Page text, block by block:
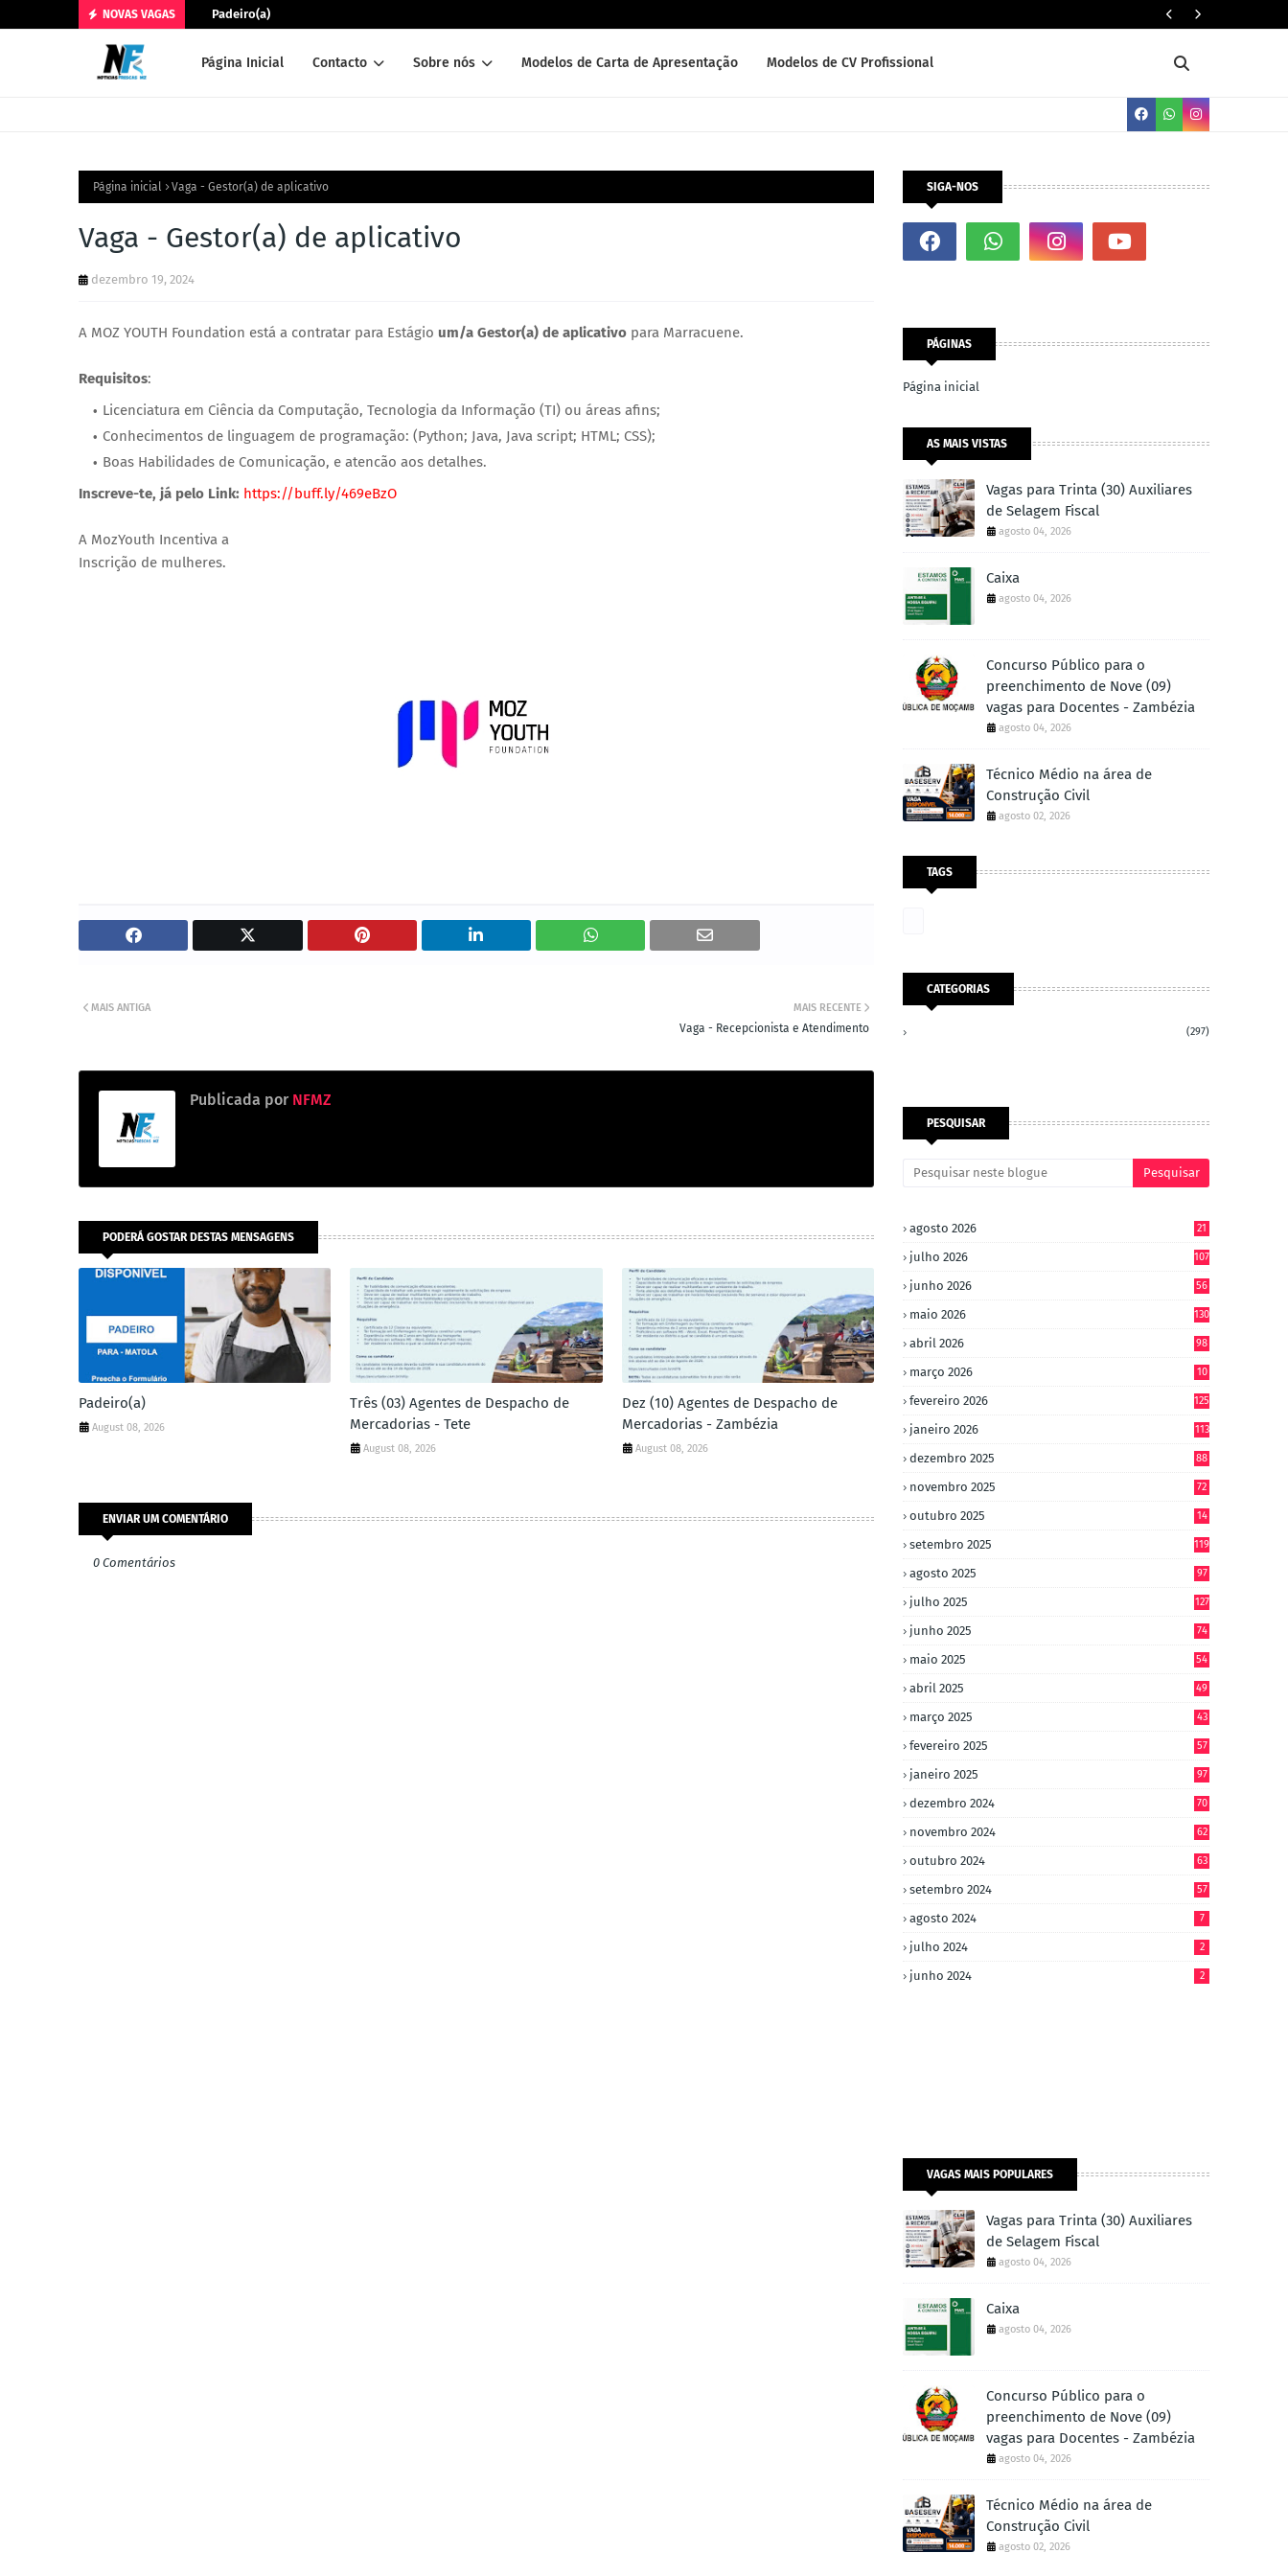
NOVAS VAGAS Padeiro(a)
Página Inicial Contacto Sobre nós Modelos de Carta de Apresentação Modelos de CV Profissional
Página inicial Vaga - Gestor(a) de aplicativo
Vaga - Gestor(a) de aplicativo
dezembro 19, 2024
A MOZ YOUTH Foundation está a contratar para Estágio um/a Gestor(a) de aplicativo para Marracuene.
Requisitos:
Licenciatura em Ciência da Computação, Tecnologia da Informação (TI) ou áreas afins;
Conhecimentos de linguagem de programação: (Python; Java, Java script; HTML; CSS);
Boas Habilidades de Comunicação, e atencão aos detalhes.
Inscreve-te, já pelo Link: https://buff.ly/469eBzO
A MozYouth Incentiva a
Inscrição de mulheres.
MAIS RECENTE
Vaga - Recepcionista e Atendimento
MAIS ANTIGA
Publicada por NFMZ
PODERÁ GOSTAR DESTAS MENSAGENS
Padeiro(a)
August 08, 2026
Três (03) Agentes de Despacho de
Mercadorias - Tete
August 08, 2026
Dez (10) Agentes de Despacho de
Mercadorias - Zambézia
August 08, 2026
ENVIAR UM COMENTÁRIO
0 Comentários
SIGA-NOS
PÁGINAS
Página inicial
AS MAIS VISTAS
Vagas para Trinta (30) Auxiliares
de Selagem Fiscal
agosto 04, 2026
Caixa
agosto 04, 2026
Concurso Público para o
preenchimento de Nove (09)
vagas para Docentes - Zambézia
agosto 04, 2026
Técnico Médio na área de
Construção Civil
agosto 02, 2026
TAGS
CATEGORIAS
(297)
PESQUISAR
agosto 2026 21
julho 2026 107
junho 2026 56
maio 2026 130
abril 2026 98
março 2026
10
fevereiro 2026 125
janeiro 2026 113
dezembro 2025 88
novembro 2025 72
outubro 2025
14
setembro 2025 119
agosto 2025 97
julho 2025 127
junho 2025 74
maio 2025 54
abril 2025 49
março 2025 43
fevereiro 2025 57
janeiro 2025 97
dezembro 2024 70
novembro 2024 62
outubro 2024 63
setembro 2024 57
agosto 2024 7
julho 2024 2
junho 2024 2
VAGAS MAIS POPULARES
Vagas para Trinta (30) Auxiliares
de Selagem Fiscal
agosto 04, 2026
Caixa
agosto 04, 2026
Concurso Público para o
preenchimento de Nove (09)
vagas para Docentes - Zambézia
agosto 04, 2026
Técnico Médio na área de
Construção Civil
agosto 02, 2026